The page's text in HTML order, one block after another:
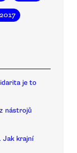
je to
nástrojů
Jak krajní